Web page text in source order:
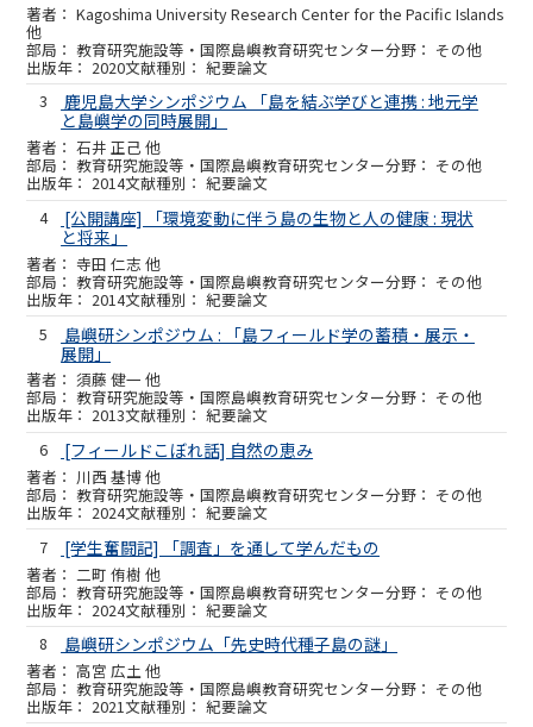
Kagoshima University Research Center for the Pacific Islands
他
教育研究施設等・国際島嶼教育研究センター その他
2020
紀要論文
3
鹿児島大学シンポジウム 「島を結ぶ学びと連携 : 地元学
と島嶼学の同時展開」
石井 正己 他
教育研究施設等・国際島嶼教育研究センター その他
2014
紀要論文
4
[公開講座] 「環境変動に伴う島の生物と人の健康 : 現状
と将来」
寺田 仁志 他
教育研究施設等・国際島嶼教育研究センター その他
2014
紀要論文
5
島嶼研シンポジウム : 「島フィールド学の蓄積・展示・
展開」
須藤 健一 他
教育研究施設等・国際島嶼教育研究センター その他
2013
紀要論文
6
[フィールドこぼれ話] 自然の恵み
川西 基博 他
教育研究施設等・国際島嶼教育研究センター その他
2024
紀要論文
7
[学生奮闘記] 「調査」を通して学んだもの
二町 侑樹 他
教育研究施設等・国際島嶼教育研究センター その他
2024
紀要論文
8
島嶼研シンポジウム「先史時代種子島の謎」
高宮 広土 他
教育研究施設等・国際島嶼教育研究センター その他
2021 紀要論文